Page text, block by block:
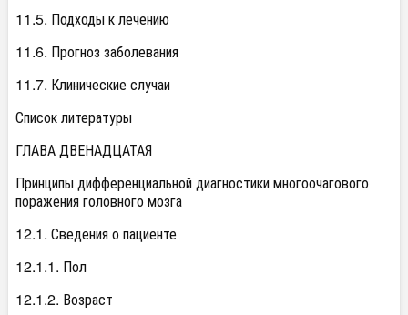
11.5. Подходы к лечению
11.6. Прогноз заболевания
11.7. Клинические случаи
Список литературы
ГЛАВА ДВЕНАДЦАТАЯ
Принципы дифференциальной диагностики многоочагового
поражения головного мозга
12.1. Сведения о пациенте
12.1.1. Пол
12.1.2. Возраст